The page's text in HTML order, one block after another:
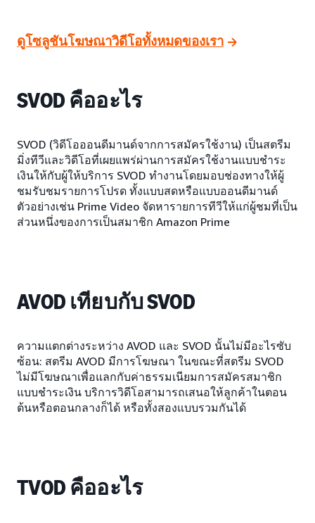
ดูโซลูชันโฆษณาวิดีโอทั้งหมดของเรา
SVOD คืออะไร
SVOD (วิดีโอออนดีมานด์จากการสมัครใช้งาน) เป็นสตรีม
มิ่งทีวีและวิดีโอที่เผยแพร่ผ่านการสมัครใช้งานแบบชำระ
เงินให้กับผู้ให้บริการ SVOD ทำงานโดยมอบช่องทางให้ผู้
ชมรับชมรายการโปรด ทั้งแบบสดหรือแบบออนดีมานด์
ตัวอย่างเช่น Prime Video จัดหารายการทีวีให้แก่ผู้ชมที่เป็น
ส่วนหนึ่งของการเป็นสมาชิก Amazon Prime
AVOD เทียบกับ SVOD
ความแตกต่างระหว่าง AVOD และ SVOD นั้นไม่มีอะไรซับ
ซ้อน: สตรีม AVOD มีการโฆษณา ในขณะที่สตรีม SVOD
ไม่มีโฆษณาเพื่อแลกกับค่าธรรมเนียมการสมัครสมาชิก
แบบชำระเงิน บริการวิดีโอสามารถเสนอให้ลูกค้าในตอน
ต้นหรือตอนกลางก็ได้ หรือทั้งสองแบบรวมกันได้
TVOD คืออะไร